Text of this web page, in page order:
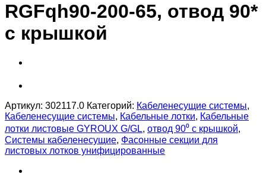
RGFqh90-200-65, отвод 90*
с крышкой
Артикул: 302117.0 Категорий: Кабеленесущие системы,
Кабеленесущие системы, Кабельные лотки, Кабельные
лотки листовые GYROUX G/GL, отвод 90⁰ с крышкой,
Системы кабеленесущие, Фасонные секции для
листовых лотков унифицированные